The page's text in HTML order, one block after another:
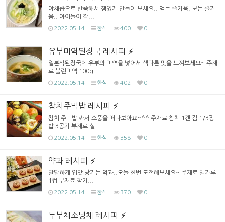
야채즙으로 반죽해서 잼있게 만들어 보세요.. 먹는 즐거움, 보는 즐거
움.. 아이들이 잘...
2022.05.14 한식 400 0
유부미역된장국 레시피
일본식된장국에 유부와 미역을 넣어서 색다른 맛을 느껴보세요~ 주재
료 불린미역 100g ...
2022.05.14 한식 402 0
참치주먹밥 레시피
참치 주먹밥 싸서 소풍을 떠나보아요~^^ 주재료 참치 1캔 김 1/3장
밥 3공기 부재료 실...
2022.05.14 한식 358 0
약과 레시피
달달하게 입맛 당기는 약과..오늘 한번 도전해보세요~ 주재료 밀가루
1컵 부재료 참기...
2022.05.14 한식 370 0
두부채소냉채 레시피